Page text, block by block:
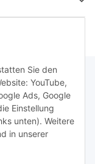
Sie den
YouTube,
Ads, Google
Einstellung
unten). Weitere
in unserer
Ihrer
widerruflich
per E-Mail zu.